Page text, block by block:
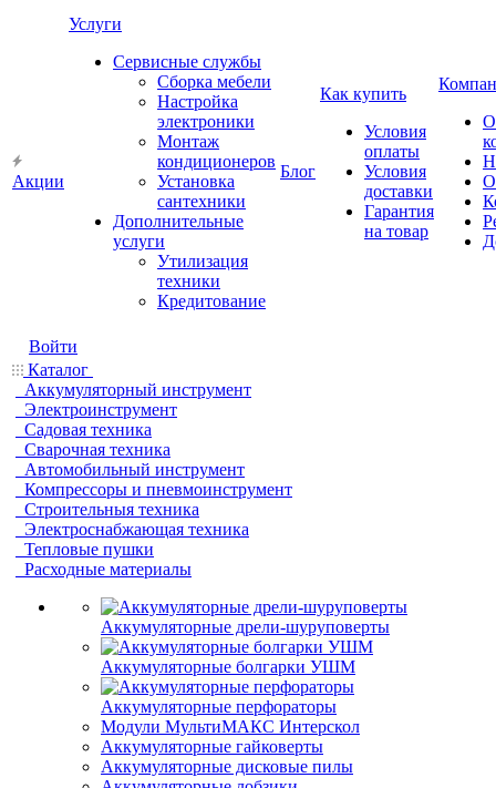
Акции
Услуги
Сервисные службы
Сборка мебели
Настройка
электроники
Монтаж
кондиционеров
Установка
сантехники
Дополнительные
услуги
Утилизация
техники
Кредитование
Блог
Как купить
Условия
оплаты
Условия
доставки
Гарантия
на товар
О
Войти
Каталог
Аккумуляторный инструмент
Электроинструмент
Садовая техника
Сварочная техника
Автомобильный инструмент
Компрессоры и пневмоинструмент
Строительныя техника
Электроснабжающая техника
Тепловые пушки
Расходные материалы
Аккумуляторные дрели-шуруповерты
Аккумуляторные болгарки УШМ
Аккумуляторные перфораторы
Модули МультиМАКС Интерскол
Аккумуляторные гайковерты
Аккумуляторные дисковые пилы